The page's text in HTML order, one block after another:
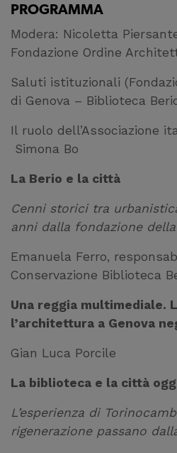
PROGRAMMA
Modera: Nicoletta
Fondazione Ordine
Saluti istituzionali
di Genova – Biblioteca
Il ruolo dell’Associazione
Simona Bo
La Berio e la città
Cenni storici tra
anni dalla fondazione
Emanuela Ferro,
Conservazione Biblioteca
Una reggia multimediale.
l’architettura a Genova
Gian Luca Porcile
La biblioteca e la città
L’esperienza di
rigenerazione passano